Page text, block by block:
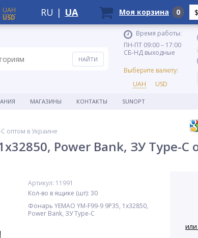
Время работы:
ПН-ПТ 09:00 – 17:00
СБ-НД выходные
Выберите валюту:
UAH
USD
МАГАЗИНЫ КОНТАКТЫ SUNOPT
оптом в Украине
Power Bank, ЗУ Type-C
Артикул: 11991
Кол-во в ящике (шт): 30
Фонарь YEMAO YM-F99-9 9P35, 1x32850,
Power Bank, ЗУ Type-C
UAH
USD
RU | UA Моя корзина 0 $